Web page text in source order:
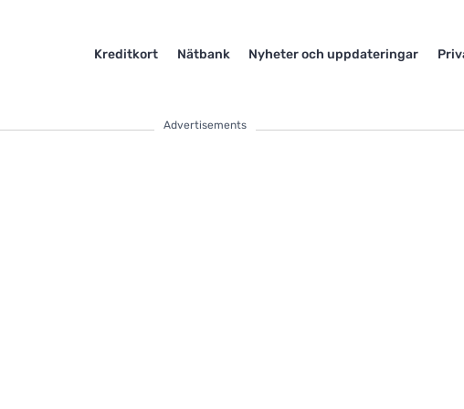
Kreditkort Nätbank Nyheter och uppdateringar
Advertisements